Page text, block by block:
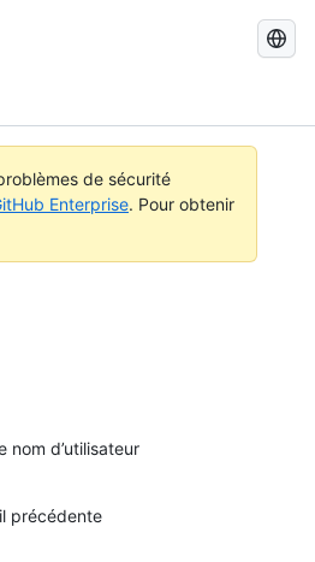
Docs
de sécurité
Enterprise. Pour obtenir
nom d’utilisateur
précédente